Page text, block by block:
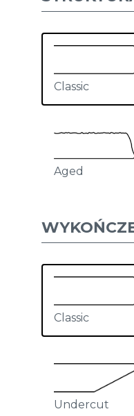
Classic
Aged
Classic
Undercut